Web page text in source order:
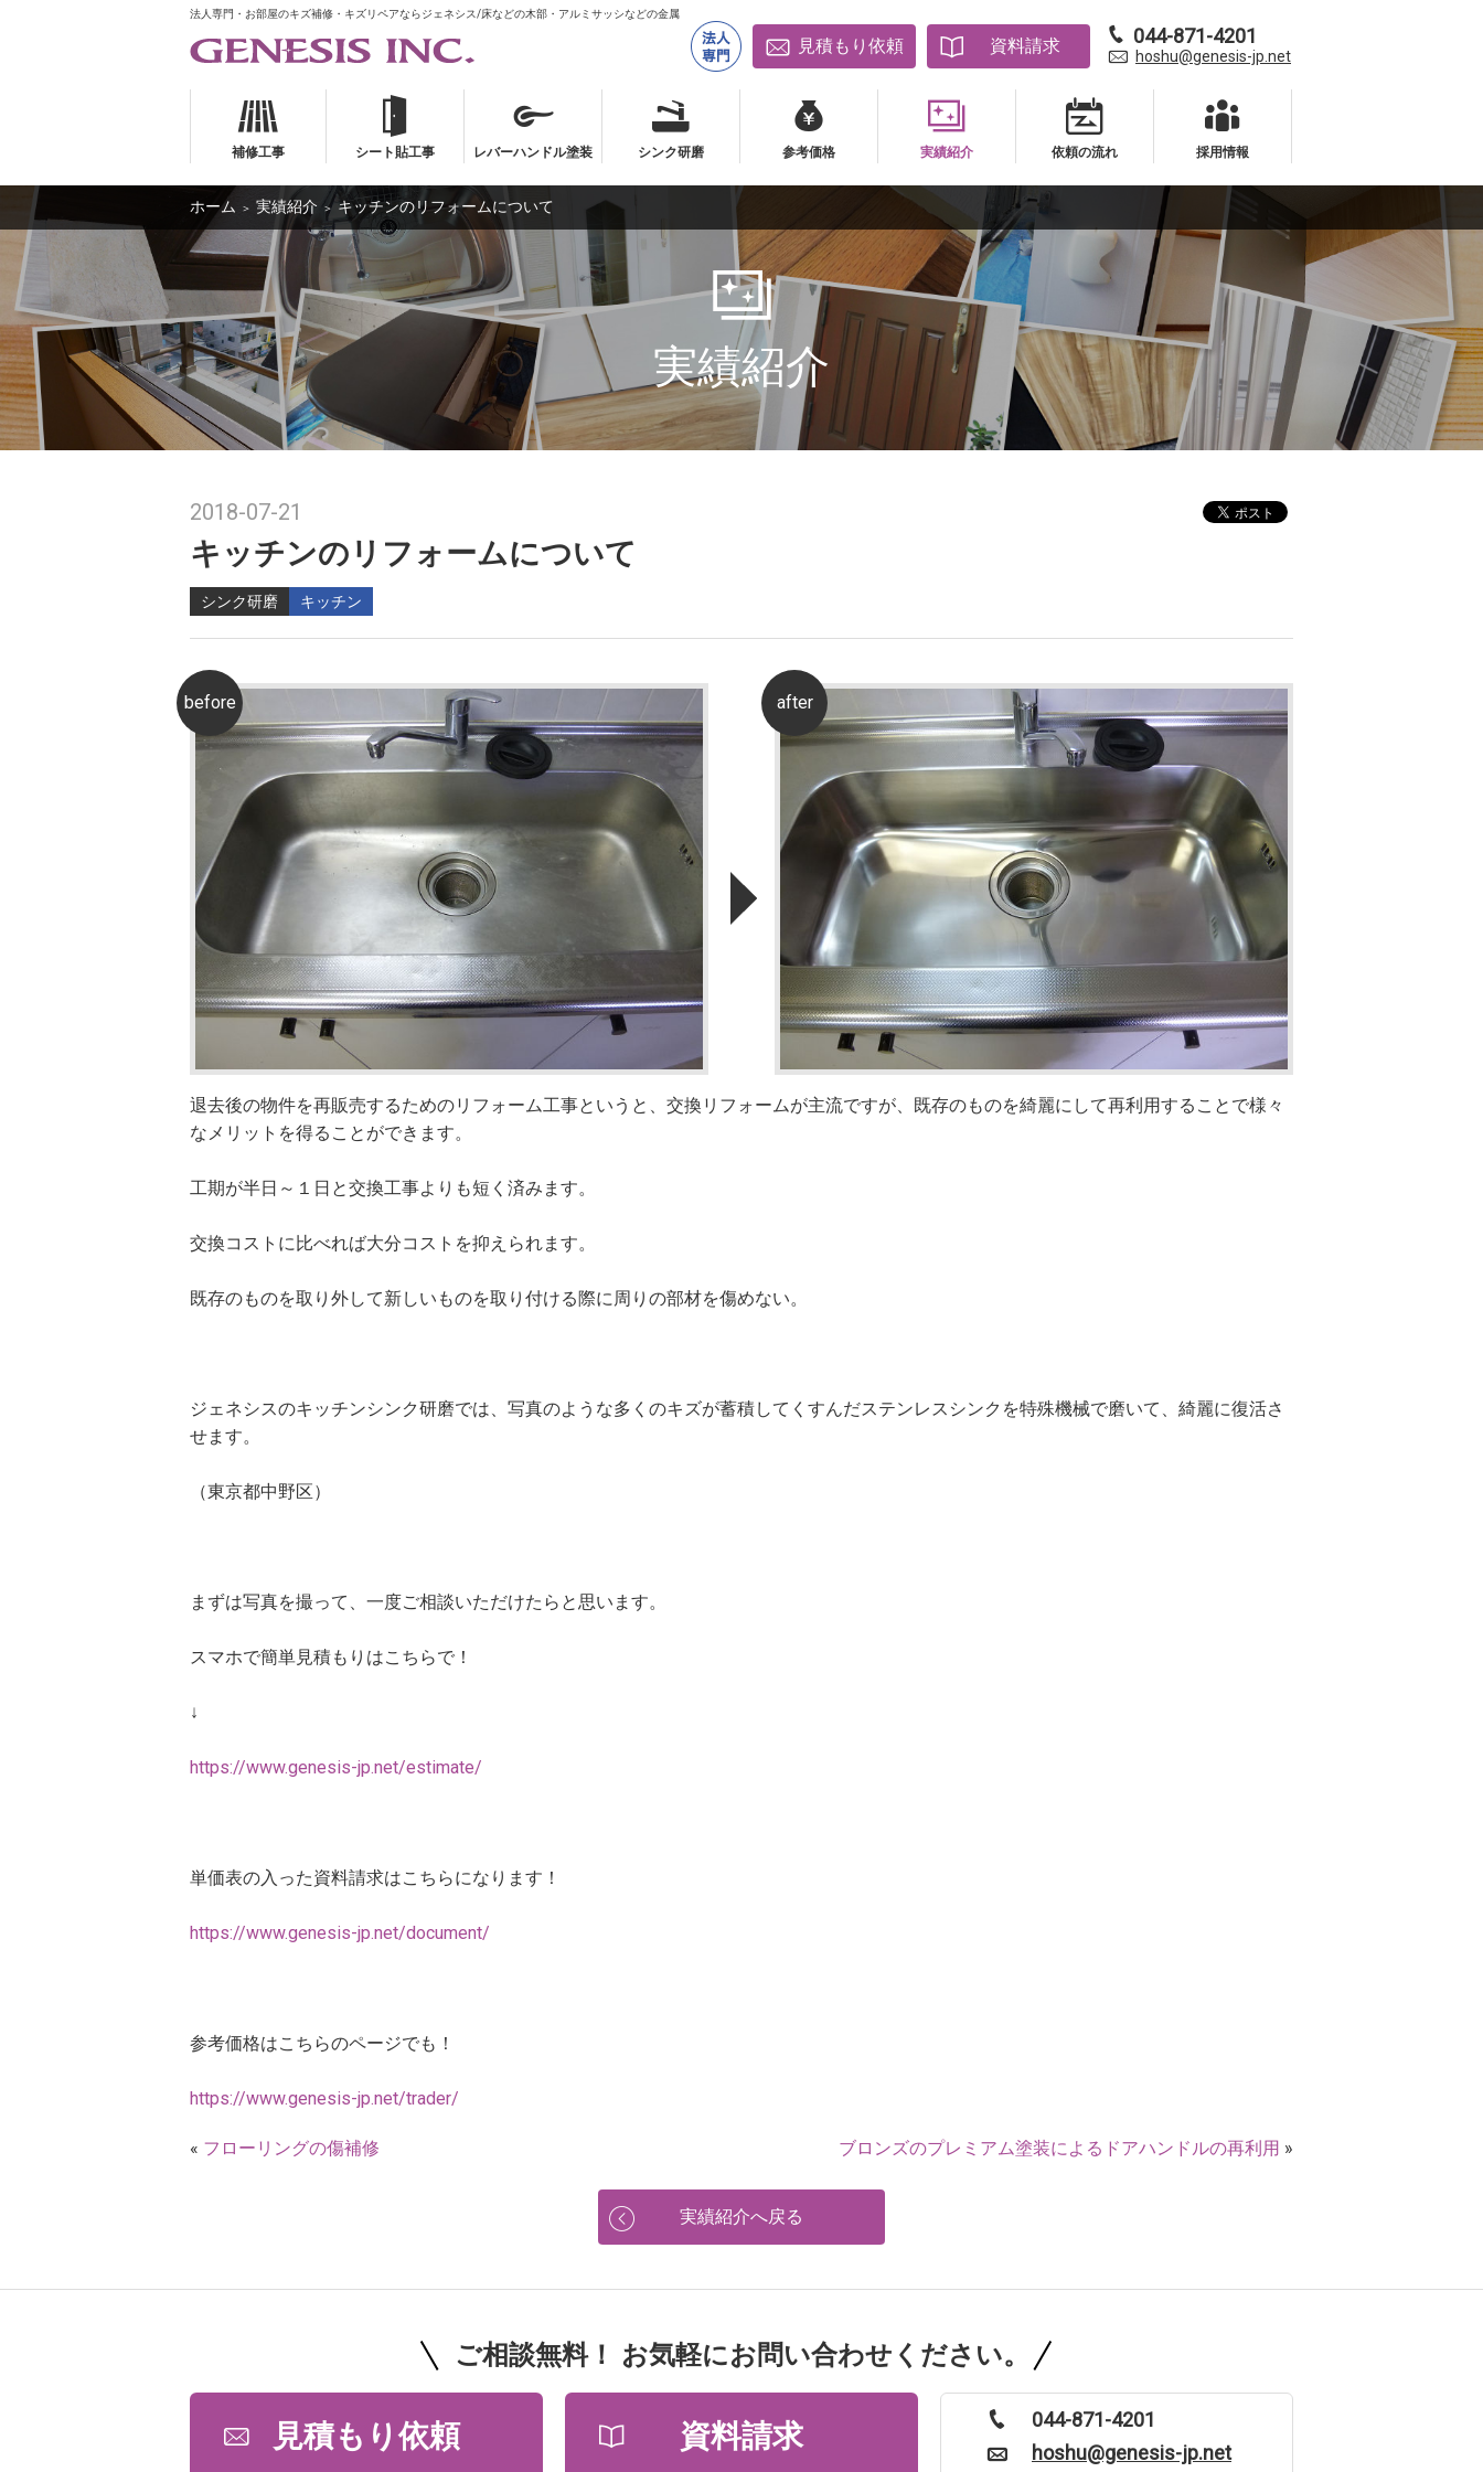
法人専門・お部屋のキズ補修・キズリペアならジェネシス/床などの木部・アルミサッシなどの金属
見積もり依頼 資料請求 044-871-4201
hoshu@genesis-jp.net
補修工事
補修工事
シート貼工事
シート貼工事
レバーハンドル塗装
レバーハンドル塗装
シンク研磨
シンク研磨
参考価格
参考価格
実績紹介
実績紹介
依頼の流れ
依頼の流れ
採用情報
採用情報
ホーム ＞ 実績紹介 ＞ キッチンのリフォームについて
実績紹介
2018-07-21
キッチンのリフォームについて
シンク研磨 キッチン
退去後の物件を再販売するためのリフォーム工事というと、交換リフォームが主流ですが、既存のものを綺麗にして再利用することで様々
なメリットを得ることができます。
工期が半日～１日と交換工事よりも短く済みます。
交換コストに比べれば大分コストを抑えられます。
既存のものを取り外して新しいものを取り付ける際に周りの部材を傷めない。
ジェネシスのキッチンシンク研磨では、写真のような多くのキズが蓄積してくすんだステンレスシンクを特殊機械で磨いて、綺麗に復活さ
せます。
（東京都中野区）
まずは写真を撮って、一度ご相談いただけたらと思います。
スマホで簡単見積もりはこちらで！
↓
https://www.genesis-jp.net/estimate/
単価表の入った資料請求はこちらになります！
https://www.genesis-jp.net/document/
参考価格はこちらのページでも！
https://www.genesis-jp.net/trader/
« フローリングの傷補修 ブロンズのプレミアム塗装によるドアハンドルの再利用 »
実績紹介へ戻る
ご相談無料！ お気軽にお問い合わせください。
見積もり依頼 資料請求
044-871-4201
hoshu@genesis-jp.net